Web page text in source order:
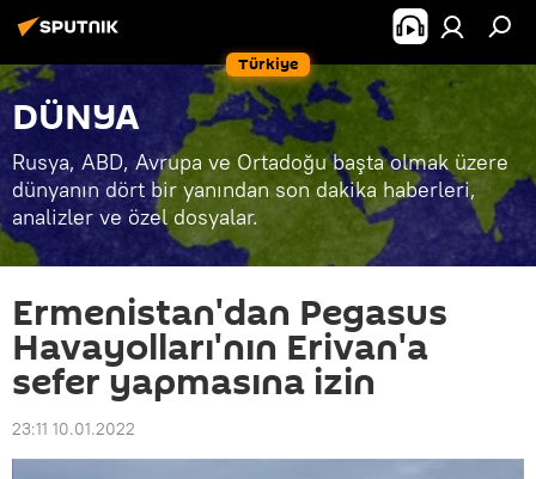
Türkiye
DÜNYA
Rusya, ABD, Avrupa ve Ortadoğu başta olmak üzere
dünyanın dört bir yanından son dakika haberleri,
analizler ve özel dosyalar.
Ermenistan'dan Pegasus
Havayolları'nın Erivan'a
sefer yapmasına izin
23:11 10.01.2022